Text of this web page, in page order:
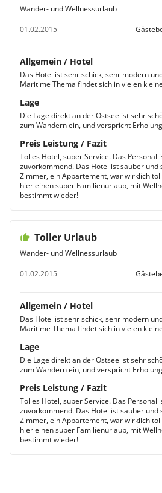
Wander- und Wellnessurlaub
01.02.2015
Allgemein / Hotel
Das Hotel ist sehr schick, sehr modern
Maritime Thema findet sich in vielen
Lage
Die Lage direkt an der Ostsee ist sehr
zum Wandern ein, und verspricht
Preis Leistung / Fazit
Tolles Hotel, super Service. Das Personal
zuvorkommend. Das Hotel ist sauber und
Zimmer, ein Appartement, war wirklich
hier einen super Familienurlaub, mit
bestimmt wieder!
Toller Urlaub
Wander- und Wellnessurlaub
01.02.2015
Allgemein / Hotel
Das Hotel ist sehr schick, sehr modern
Maritime Thema findet sich in vielen
Lage
Die Lage direkt an der Ostsee ist sehr
zum Wandern ein, und verspricht
Preis Leistung / Fazit
Tolles Hotel, super Service. Das Personal
zuvorkommend. Das Hotel ist sauber und
Zimmer, ein Appartement, war wirklich
hier einen super Familienurlaub, mit
bestimmt wieder!